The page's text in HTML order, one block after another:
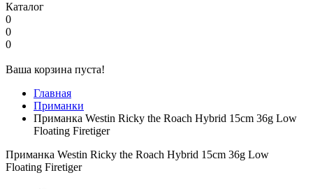
Каталог
0
0
0
Ваша корзина пуста!
Главная
Приманки
Приманка Westin Ricky the Roach Hybrid 15cm 36g Low
Floating Firetiger
Приманка Westin Ricky the Roach Hybrid 15cm 36g Low
Floating Firetiger